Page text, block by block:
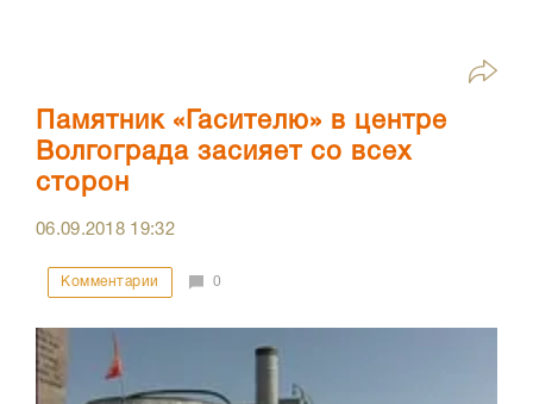
Памятник «Гасителю» в центре
Волгограда засияет со всех
сторон
06.09.2018 19:32
Комментарии 0